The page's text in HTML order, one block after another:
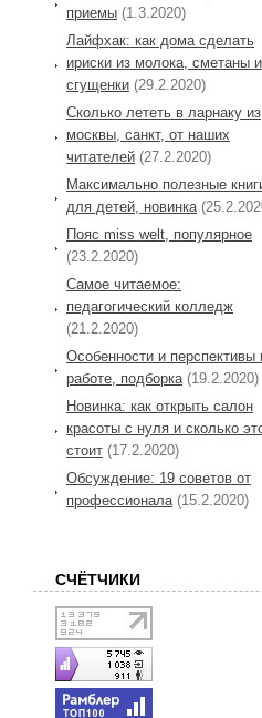
приемы (1.3.2020)
Лайфхак: как дома сделать
ириски из молока, сметаны и
сгущенки (29.2.2020)
Сколько лететь в ларнаку из
москвы, санкт, от наших
читателей (27.2.2020)
Максимально полезные
для детей, новинка
Пояс miss welt, популярное
(23.2.2020)
Самое читаемое:
педагогический колледж
(21.2.2020)
Особенности и перспективы
работе, подборка (19.2.2020)
Новинка: как открыть салон
красоты с нуля и сколько
стоит (17.2.2020)
Обсуждение: 19 советов от
профессионала (15.2.2020)
СЧЁТЧИКИ